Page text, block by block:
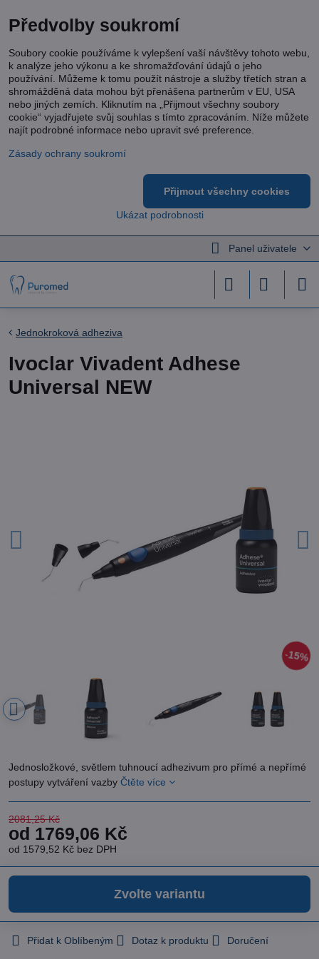
Panel uživatele
15%
Jednokroková adheziva
Ivoclar Vivadent Adhese
Universal NEW
Jednosložkové, světlem tuhnoucí adhezivum pro přímé a nepřímé
postupy vytváření vazby Čtěte více
2081,25 Kč
od 1769,06 Kč
od 1579,52 Kč bez DPH
Zvolte variantu
Přidat k Oblíbeným Dotaz k produktu Doručení
Předvolby soukromí
Soubory cookie používáme k vylepšení vaší návštěvy tohoto webu,
k analýze jeho výkonu a ke shromažďování údajů o jeho
používání. Můžeme k tomu použít nástroje a služby třetích stran a
shromážděná data mohou být přenášena partnerům v EU, USA
nebo jiných zemích. Kliknutím na „Přijmout všechny soubory
cookie“ vyjadřujete svůj souhlas s tímto zpracováním. Níže můžete
najít podrobné informace nebo upravit své preference.
Zásady ochrany soukromí
Ukázat podrobnosti
Přijmout všechny cookies